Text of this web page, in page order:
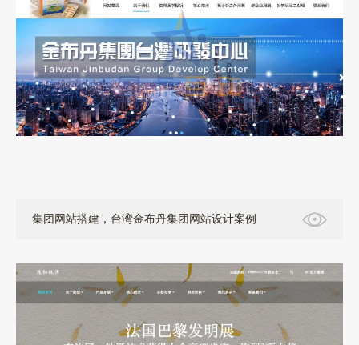
集团网站搭建，台湾金布丹集团网站设计案例